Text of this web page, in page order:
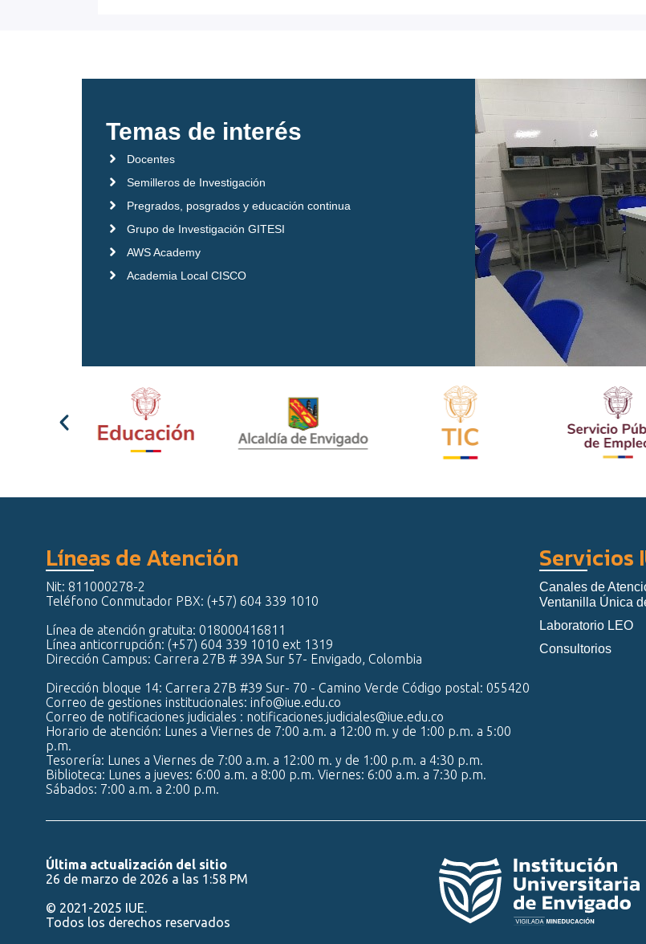
Temas de interés
Docentes
Semilleros de Investigación
Pregrados, posgrados y educación continua
Grupo de Investigación GITESI
AWS Academy
Academia Local CISCO
Líneas de Atención
Nit: 811000278-2
Teléfono Conmutador PBX: (+57) 604 339 1010
Línea de atención gratuita: 018000416811
Línea anticorrupción: (+57) 604 339 1010 ext 1319
Dirección Campus: Carrera 27B # 39A Sur 57- Envigado, Colombia
Dirección bloque 14: Carrera 27B #39 Sur- 70 - Camino Verde Código postal: 055420
Correo de gestiones institucionales: info@iue.edu.co
Correo de notificaciones judiciales : notificaciones.judiciales@iue.edu.co
Horario de atención: Lunes a Viernes de 7:00 a.m. a 12:00 m. y de 1:00 p.m. a 5:00
p.m.
Tesorería: Lunes a Viernes de 7:00 a.m. a 12:00 m. y de 1:00 p.m. a 4:30 p.m.
Biblioteca: Lunes a jueves: 6:00 a.m. a 8:00 p.m. Viernes: 6:00 a.m. a 7:30 p.m.
Sábados: 7:00 a.m. a 2:00 p.m.
Servicios
Canales de
Ventanilla Única
Laboratorio LEO
Consultorios
Última actualización del sitio
26 de marzo de 2026 a las 1:58 PM
© 2021-2025 IUE.
Todos los derechos reservados